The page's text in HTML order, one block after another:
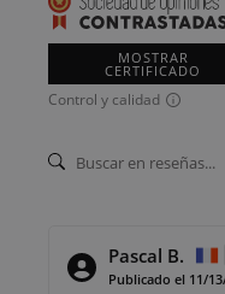
MOSTRAR
CERTIFICADO
Control y calidad
Pascal B.
Publicado el 11/